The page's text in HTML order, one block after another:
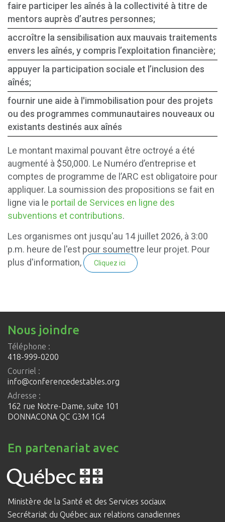
faire participer les aînés à la collectivité à titre de
mentors auprès d’autres personnes;
accroître la sensibilisation aux mauvais traitements
envers les aînés, y compris l’exploitation financière;
appuyer la participation sociale et l’inclusion des
aînés;
fournir une aide à l'immobilisation pour des projets
ou des programmes communautaires nouveaux ou
existants destinés aux aînés
Le montant maximal pouvant être octroyé a été
augmenté à $50,000. Le Numéro d’entreprise et
comptes de programme de l’ARC est obligatoire pour
appliquer. La soumission des propositions se fait en
ligne via le portail de Services en ligne des
subventions et contributions.
Les organismes ont jusqu'au 14 juillet 2026, à 3:00
p.m. heure de l'est pour soumettre leur projet. Pour
plus d'information,
Cliquez ici
Nous joindre
Téléphone :
418-999-0200
Courriel :
info@conferencedestables.org
Adresse :
162 rue Notre-Dame, suite 101
DONNACONA QC G3M 1G4
En partenariat avec
Ministère de la Santé et des Services sociaux
Secrétariat du Québec aux relations canadiennes